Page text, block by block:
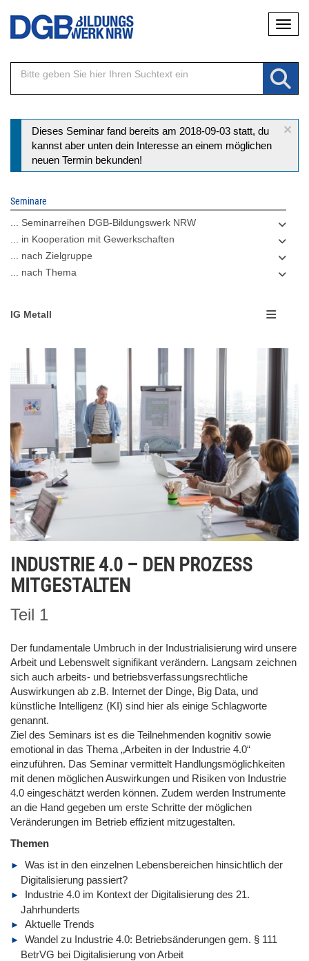
Direkt
Inhalt
×
Statusmeldung
Dieses Seminar fand bereits am 2018-09-03 statt, du
kannst aber unten dein Interesse an einem möglichen
neuen Termin bekunden!
Seminare
... Seminarreihen DGB-Bildungswerk NRW
... in Kooperation mit Gewerkschaften
... nach Zielgruppe
... nach Thema
IG Metall
INDUSTRIE 4.0 – DEN PROZESS
MITGESTALTEN
Teil 1
Der fundamentale Umbruch in der Industrialisierung wird unsere
Arbeit und Lebenswelt signifikant verändern. Langsam zeichnen
sich auch arbeits- und betriebsverfassungsrechtliche
Auswirkungen ab z.B. Internet der Dinge, Big Data, und
künstliche Intelligenz (KI) sind hier als einige Schlagworte
genannt.
Ziel des Seminars ist es die Teilnehmenden kognitiv sowie
emotional in das Thema „Arbeiten in der Industrie 4.0“
einzuführen. Das Seminar vermittelt Handlungsmöglichkeiten
mit denen möglichen Auswirkungen und Risiken von Industrie
4.0 eingeschätzt werden können. Zudem werden Instrumente
an die Hand gegeben um erste Schritte der möglichen
Veränderungen im Betrieb effizient mitzugestalten.
Themen
Was ist in den einzelnen Lebensbereichen hinsichtlich der
Digitalisierung passiert?
Industrie 4.0 im Kontext der Digitalisierung des 21.
Jahrhunderts
Aktuelle Trends
Wandel zu Industrie 4.0: Betriebsänderungen gem. § 111
BetrVG bei Digitalisierung von Arbeit